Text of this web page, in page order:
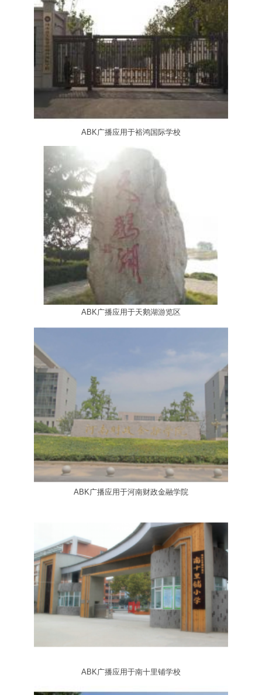
ABK广播应用于裕鸿国际学校
ABK广播应用于天鹅湖游览区
ABK广播应用于河南财政金融学院
ABK广播应用于南十里铺学校